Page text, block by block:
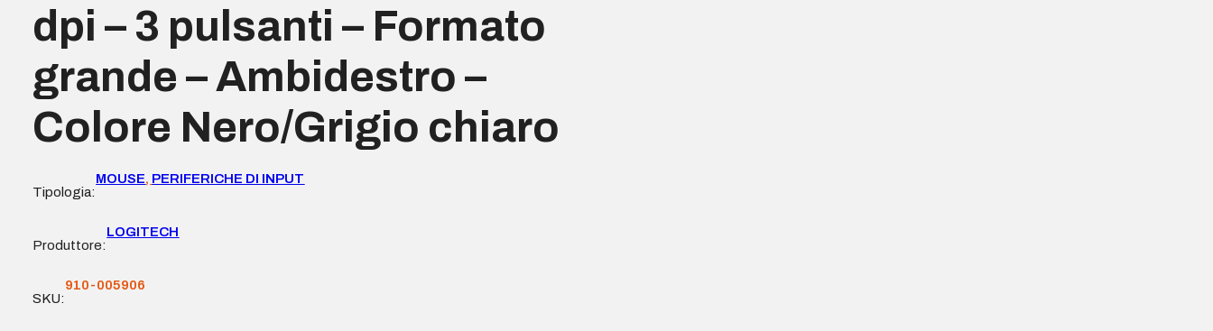
dpi – 3 pulsanti – Formato
grande – Ambidestro –
Colore Nero/Grigio chiaro
Tipologia:
MOUSE, PERIFERICHE DI INPUT
Produttore:
LOGITECH
SKU:
910-005906